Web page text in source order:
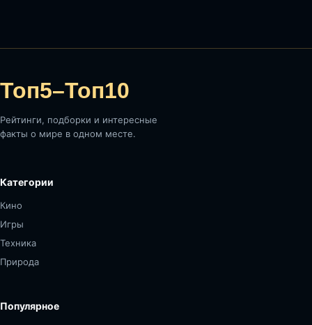
Топ5–Топ10
Рейтинги, подборки и интересные
факты о мире в одном месте.
Категории
Кино
Игры
Техника
Природа
Популярное